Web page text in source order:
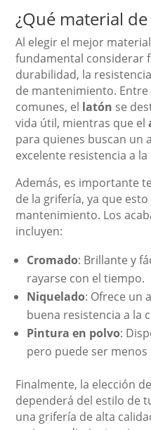
¿Qué material
Al elegir el mejor
fundamental considerar
durabilidad, la
de mantenimiento.
comunes, el latón se
vida útil, mientras que el
para quienes buscan un
excelente resistencia a
Además, es importante
de la grifería, ya que
mantenimiento. Los
incluyen:
Cromado: Brillante y
rayarse con el tiempo.
Niquelado: Ofrece un
buena resistencia a la
Pintura en polvo:
pero puede ser
Finalmente, la elección
dependerá del estilo de
una grifería de alta